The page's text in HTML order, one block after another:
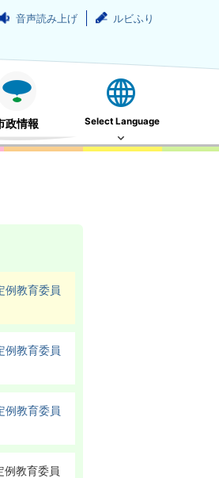
音声読み上げ ルビふり
政情報 Select Language
例教育委員
例教育委員
例教育委員
例教育委員